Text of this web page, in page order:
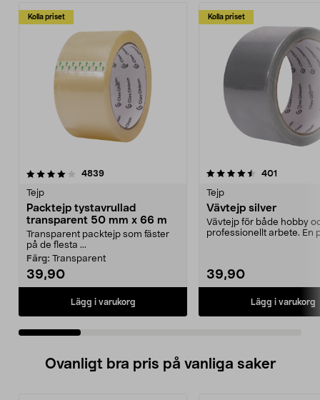
Kolla priset
4839recensioner
Tejp
Packtejp tystavrullad
transparent 50 mm x 66 m
Transparent packtejp som fäster
på de flesta ...
Färg: Transparent
39,90
Lägg i varukorg
Kolla priset
4.5 av 5 stjärnor 401
Tejp
Vävtejp silver
Vävtejp för både hobby
professionellt arbete. En
39,90
Lägg i varukorg
3.5 av 5 stjärnor
Ovanligt bra pris på vanliga saker